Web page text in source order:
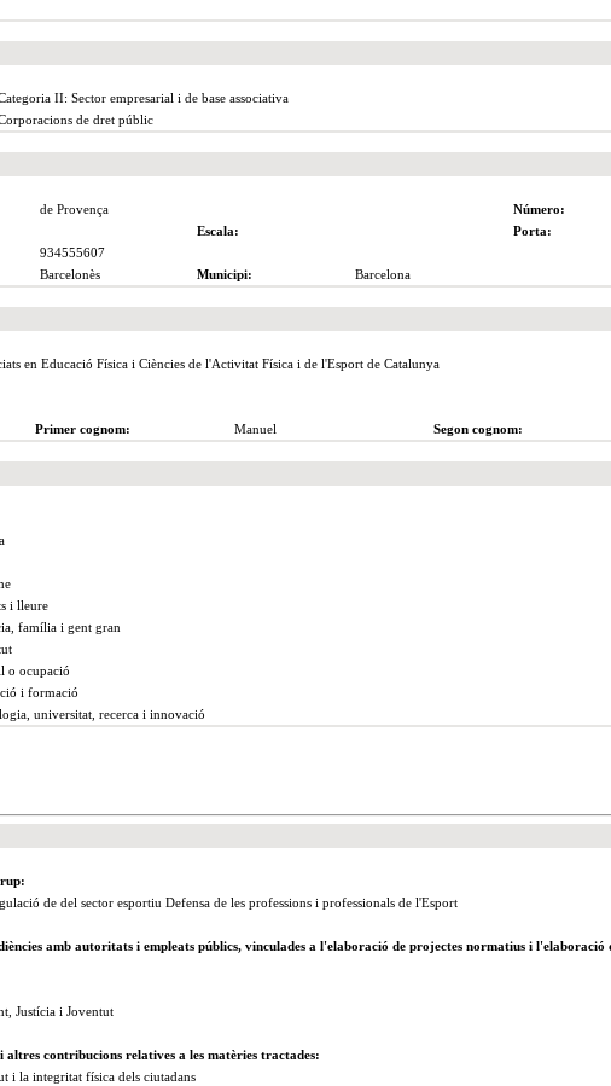
II: Sector empresarial i de base associativa
de dret públic
de Provença Número:
Escala: Porta:
934555607
Barcelonès Municipi: Barcelona
en Educació Física i Ciències de l'Activitat Física i de l'Esport de Catalunya
Primer cognom: Manuel Segon cognom:
i lleure
família i gent gran
o ocupació
i formació
universitat, recerca i innovació
de del sector esportiu Defensa de les professions i professionals de l'Esport
amb autoritats i empleats públics, vinculades a l'elaboració de projectes normatius i l'elaboració
Justícia i Joventut
altres contribucions relatives a les matèries tractades:
i la integritat física dels ciutadans